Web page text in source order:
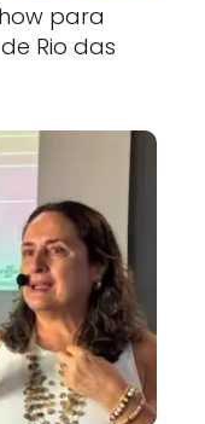
para
Rio das